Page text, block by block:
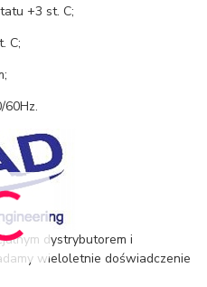
+3 st. C;
C;
60Hz.
dystrybutorem i
wieloletnie doświadczenie